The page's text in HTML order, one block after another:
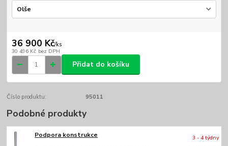
36 900 Kč/ks
30 496 Kč bez DPH
Přidat do košíku
Číslo produktu: 95011
Podobné produkty
Podpora konstrukce 3 - 4 týdny